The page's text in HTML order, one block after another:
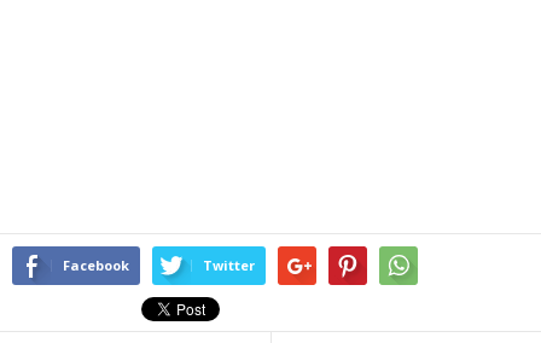
Facebook Twitter